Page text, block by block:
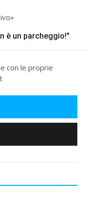
è un parcheggio!"
con le proprie